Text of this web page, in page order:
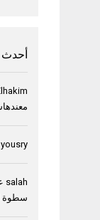
أحدث
salah
سطوة